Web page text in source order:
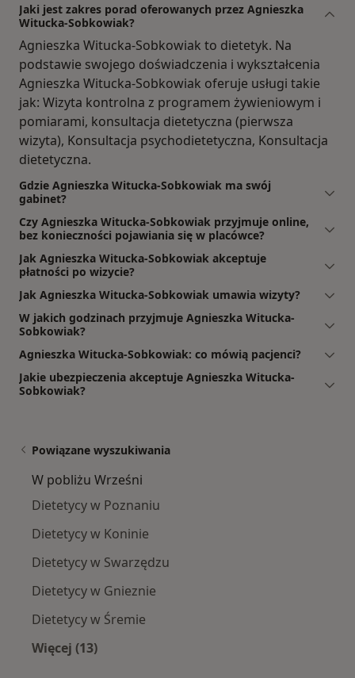
Jaki jest zakres porad oferowanych przez Agnieszka
Witucka-Sobkowiak?
Agnieszka Witucka-Sobkowiak to dietetyk. Na
podstawie swojego doświadczenia i wykształcenia
Agnieszka Witucka-Sobkowiak oferuje usługi takie
jak: Wizyta kontrolna z programem żywieniowym i
pomiarami, konsultacja dietetyczna (pierwsza
wizyta), Konsultacja psychodietetyczna, Konsultacja
dietetyczna.
Gdzie Agnieszka Witucka-Sobkowiak ma swój
gabinet?
Czy Agnieszka Witucka-Sobkowiak przyjmuje online,
bez konieczności pojawiania się w placówce?
Jak Agnieszka Witucka-Sobkowiak akceptuje
płatności po wizycie?
Jak Agnieszka Witucka-Sobkowiak umawia wizyty?
W jakich godzinach przyjmuje Agnieszka Witucka-
Sobkowiak?
Agnieszka Witucka-Sobkowiak: co mówią pacjenci?
Jakie ubezpieczenia akceptuje Agnieszka Witucka-
Sobkowiak?
Powiązane wyszukiwania
W pobliżu Wrześni
Dietetycy w Poznaniu
Dietetycy w Koninie
Dietetycy w Swarzędzu
Dietetycy w Gnieznie
Dietetycy w Śremie
Więcej (13)